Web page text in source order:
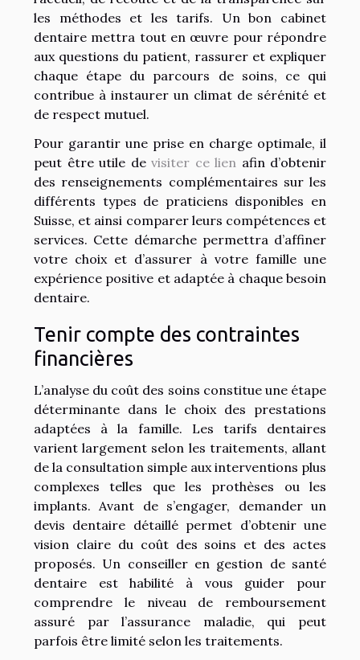
les méthodes et les tarifs. Un bon cabinet
dentaire mettra tout en œuvre pour répondre
aux questions du patient, rassurer et expliquer
chaque étape du parcours de soins, ce qui
contribue à instaurer un climat de sérénité et
de respect mutuel.
Pour garantir une prise en charge optimale, il
peut être utile de visiter ce lien afin d’obtenir
des renseignements complémentaires sur les
différents types de praticiens disponibles en
Suisse, et ainsi comparer leurs compétences et
services. Cette démarche permettra d’affiner
votre choix et d’assurer à votre famille une
expérience positive et adaptée à chaque besoin
dentaire.
Tenir compte des contraintes
financières
L’analyse du coût des soins constitue une étape
déterminante dans le choix des prestations
adaptées à la famille. Les tarifs dentaires
varient largement selon les traitements, allant
de la consultation simple aux interventions plus
complexes telles que les prothèses ou les
implants. Avant de s’engager, demander un
devis dentaire détaillé permet d’obtenir une
vision claire du coût des soins et des actes
proposés. Un conseiller en gestion de santé
dentaire est habilité à vous guider pour
comprendre le niveau de remboursement
assuré par l’assurance maladie, qui peut
parfois être limité selon les traitements.